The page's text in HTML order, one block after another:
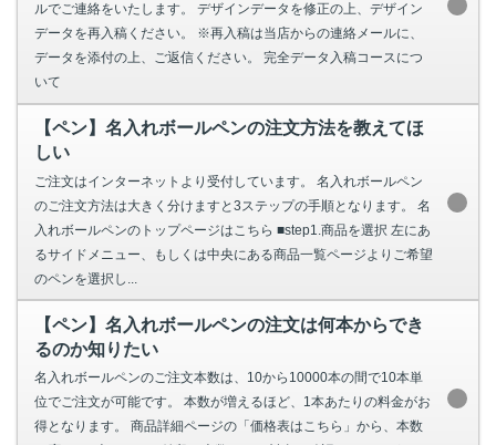
ルでご連絡をいたします。 デザインデータを修正の上、デザイン
データを再入稿ください。 ※再入稿は当店からの連絡メールに、
データを添付の上、ご返信ください。 完全データ入稿コースにつ
いて
【ペン】名入れボールペンの注文方法を教えてほ
しい
ご注文はインターネットより受付しています。 名入れボールペン
のご注文方法は大きく分けますと3ステップの手順となります。 名
入れボールペンのトップページはこちら ■step1.商品を選択 左にあ
るサイドメニュー、もしくは中央にある商品一覧ページよりご希望
のペンを選択し...
【ペン】名入れボールペンの注文は何本からでき
るのか知りたい
名入れボールペンのご注文本数は、10から10000本の間で10本単
位でご注文が可能です。 本数が増えるほど、1本あたりの料金がお
得となります。 商品詳細ページの「価格表はこちら」から、本数